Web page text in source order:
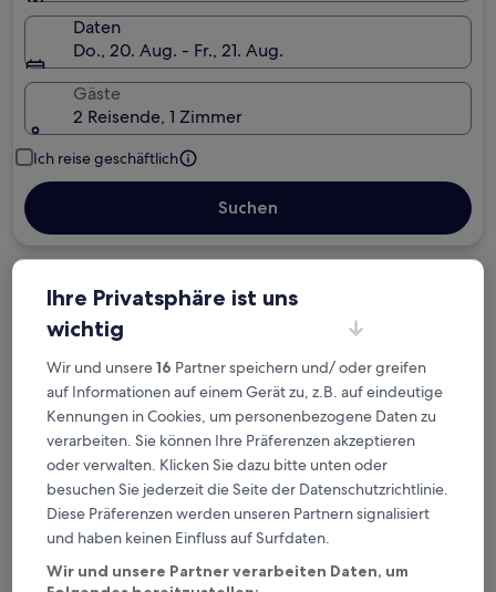
Daten
Do., 20. Aug. - Fr., 21. Aug.
Gäste
2 Reisende, 1 Zimmer
Ich reise geschäftlich
Suchen
Kostenlose Stornierung bei
Planänderungen
Verdiene Prämien für jede
wahrgenommene Übernachtung
Mehr sparen mit Preisen für Mitglieder
Überprüfe die Preise für diese Daten
Ihre Privatsphäre ist uns
wichtig
Wir und unsere16 Partner speichern und/ oder greifen
auf Informationen auf einem Gerät zu, z.B. auf eindeutige
Kennungen in Cookies, um personenbezogene Daten zu
verarbeiten. Sie können Ihre Präferenzen akzeptieren
oder verwalten. Klicken Sie dazu bitte unten oder
besuchen Sie jederzeit die Seite der Datenschutzrichtlinie.
Diese Präferenzen werden unseren Partnern signalisiert
und haben keinen Einfluss auf Surfdaten.
Wir und unsere Partner verarbeiten Daten, um